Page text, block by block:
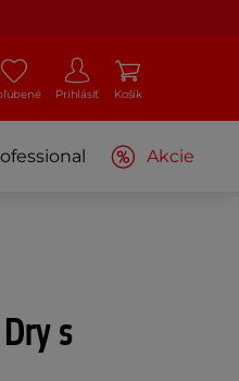
Prihlásiť Košík
Akcie
s